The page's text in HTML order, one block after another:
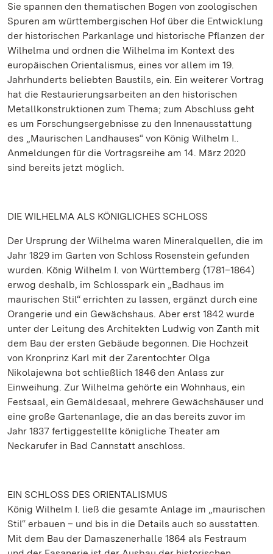
Sie spannen den thematischen Bogen von zoologischen
Spuren am württembergischen Hof über die Entwicklung
der historischen Parkanlage und historische Pflanzen der
Wilhelma und ordnen die Wilhelma im Kontext des
europäischen Orientalismus, eines vor allem im 19.
Jahrhunderts beliebten Baustils, ein. Ein weiterer Vortrag
hat die Restaurierungsarbeiten an den historischen
Metallkonstruktionen zum Thema; zum Abschluss geht
es um Forschungsergebnisse zu den Innenausstattung
des „Maurischen Landhauses“ von König Wilhelm I..
Anmeldungen für die Vortragsreihe am 14. März 2020
sind bereits jetzt möglich.
DIE WILHELMA ALS KÖNIGLICHES SCHLOSS
Der Ursprung der Wilhelma waren Mineralquellen, die im
Jahr 1829 im Garten von Schloss Rosenstein gefunden
wurden. König Wilhelm I. von Württemberg (1781–1864)
erwog deshalb, im Schlosspark ein „Badhaus im
maurischen Stil“ errichten zu lassen, ergänzt durch eine
Orangerie und ein Gewächshaus. Aber erst 1842 wurde
unter der Leitung des Architekten Ludwig von Zanth mit
dem Bau der ersten Gebäude begonnen. Die Hochzeit
von Kronprinz Karl mit der Zarentochter Olga
Nikolajewna bot schließlich 1846 den Anlass zur
Einweihung. Zur Wilhelma gehörte ein Wohnhaus, ein
Festsaal, ein Gemäldesaal, mehrere Gewächshäuser und
eine große Gartenanlage, die an das bereits zuvor im
Jahr 1837 fertiggestellte königliche Theater am
Neckarufer in Bad Cannstatt anschloss.
EIN SCHLOSS DES ORIENTALISMUS
König Wilhelm I. ließ die gesamte Anlage im „maurischen
Stil“ erbauen – und bis in die Details auch so ausstatten.
Mit dem Bau der Damaszenerhalle 1864 als Festraum